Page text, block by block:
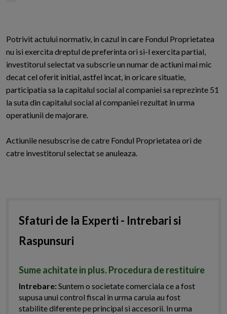
Potrivit actului normativ, in cazul in care Fondul Proprietatea
nu isi exercita dreptul de preferinta ori si-l exercita partial,
investitorul selectat va subscrie un numar de actiuni mai mic
decat cel oferit initial, astfel incat, in oricare situatie,
participatia sa la capitalul social al companiei sa reprezinte 51
la suta din capitalul social al companiei rezultat in urma
operatiunii de majorare.
Actiunile nesubscrise de catre Fondul Proprietatea ori de
catre investitorul selectat se anuleaza.
Sfaturi de la Experti - Intrebari si
Raspunsuri
Sume achitate in plus. Procedura de restituire
Intrebare:Suntem o societate comerciala ce a fost
supusa unui control fiscal in urma caruia au fost
stabilite diferente pe principal si accesorii. In urma